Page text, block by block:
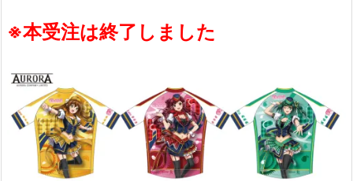
※本受注は終了しました